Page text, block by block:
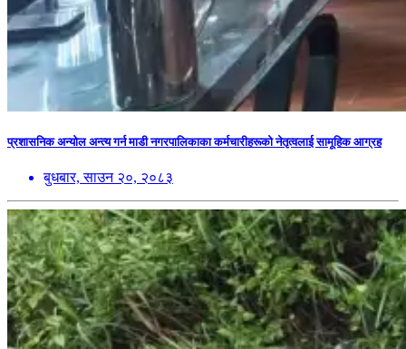
प्रशासनिक अन्योल अन्त्य गर्न माडी नगरपालिकाका कर्मचारीहरूको नेतृत्वलाई सामूहिक आग्रह
बुधबार, साउन २०, २०८३